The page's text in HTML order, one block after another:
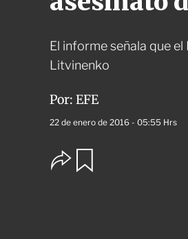
El informe señala que
Litvinenko
Por: EFE
22 de enero de 2016 - 05:55 Hrs
O
p